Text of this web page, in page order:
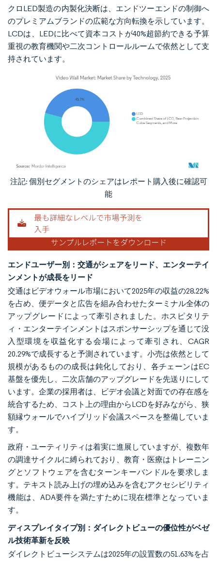
クロLED製造の内製化決断は、エンドツーエンドの制御へ
のプレミアムブランドの広範な方向転換を示しています。
LCDは、LEDに比べて資本コストが40%超節約できる予算
重視の教育機関や二次コントロールルームで依然として支
持されています。
画像 © Mordor Intelligence。再利用にはCC BY 4.0の表示が必要です。
注記: 個別セグメントのシェアはレポート購入後に確認可
能
エンドユーザー別：交通がシェアをリード、エンターテイ
ンメントが成長をリード
交通はビデオウォール市場において2025年の収益の28.22%
を占め、便データと広告を組み合わせたターミナル全体の
アップグレードによって牽引されました。ホスピタリテ
ィ・エンターテインメントはスポンサーシップを通じて没
入型環境を収益化する会場によって牽引され、CAGR
20.29%で成長すると予測されています。小売は依然として
規模があるものの成長は鈍化しており、各チェーンはEC
基盤を優先し、二次店舗のアップグレードを先送りにして
います。企業の採用者は、ビデオ会議と対面での存在感を
統合するため、コスト上の理由からLCDを好みながら、狭
額縁ウォールでハイブリッド会議スペースを整備していま
す。
政府・ユーティリティは着実に進展していますが、複数年
の調達サイクルに縛られており、教育・医療はトレーニン
グとソフトウェアを含むターンキーバンドルを要求しま
す。テキスト読み上げの埋め込みを含むアクセシビリティ
機能は、ADA要件を満たすために現在標準となっていま
す。
ディスプレイタイプ別：ダイレクトビューの優位性がベゼ
ル技術革新を反映
ダイレクトビューシステムは2025年の設置数の51.63%を占